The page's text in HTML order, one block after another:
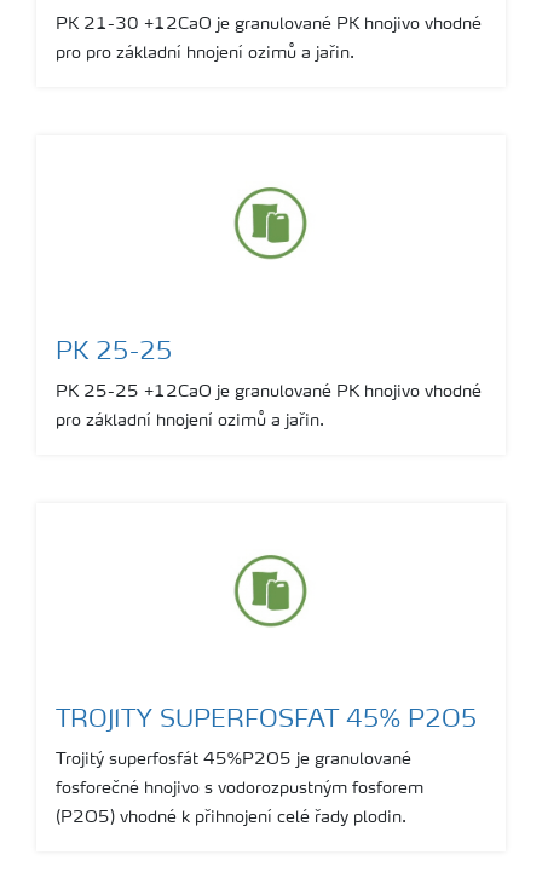
PK 21-30 +12CaO je granulované PK hnojivo vhodné
pro pro základní hnojení ozimů a jařin.
PK 25-25
PK 25-25 +12CaO je granulované PK hnojivo vhodné
pro základní hnojení ozimů a jařin.
TROJITY SUPERFOSFAT 45% P2O5
Trojitý superfosfát 45%P2O5 je granulované
fosforečné hnojivo s vodorozpustným fosforem
(P2O5) vhodné k přihnojení celé řady plodin.